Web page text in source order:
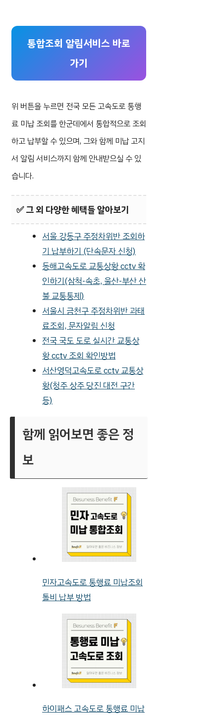
통합조회 알림서비스 바로
가기
위 버튼을 누르면 전국 모든 고속도로 통행
료 미납 조회를 한군데에서 통합적으로 조회
하고 납부할 수 있으며, 그와 함께 미납 고지
서 알림 서비스까지 함께 안내받으실 수 있
습니다.
✅그 외 다양한 혜택들 알아보기
서울 강동구 주정차위반 조회하
기 납부하기 (단속문자 신청)
동해고속도로 교통상황 cctv 확
인하기(삼척-속초, 울산-부산 산
불 교통통제)
서울시 금천구 주정차위반 과태
료조회, 문자알림 신청
전국 국도 도로 실시간 교통상
황 cctv 조회 확인방법
서산영덕고속도로 cctv 교통상
황(청주 상주 당진 대전 구간
등)
함께 읽어보면 좋은 정
보
민자고속도로 통행료 미납조회
톨비 납부 방법
하이패스 고속도로 통행료 미납